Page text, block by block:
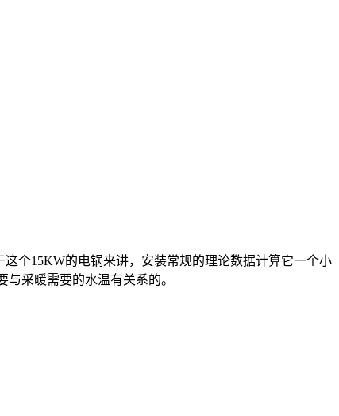
个15KW的电锅来讲，安装常规的理论数据计算它一个小
采暖需要的水温有关系的。